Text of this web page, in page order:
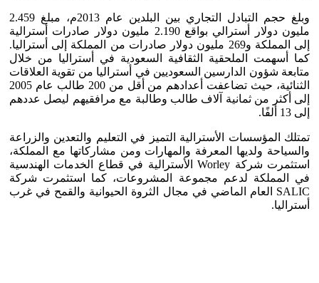
وبلغ حجم التبادل التجاري بين البلدين عام 2013م، مبلغ 2.459
مليون دولار أسترالي بواقع 2.190 مليون دولار صادرات أسترالية
إلى المملكة و269 مليون دولار صادرات من المملكة إلى أستراليا.
كما أسهمت الملحقية الثقافية السعودية في أستراليا من خلال
متابعة شؤون الدارسين السعوديين في أستراليا من تقوية العلاقات
الثنائية، حيث تضاعفت أعدادهم من أقل من 200 طالب عام 2005
إلى أكثر من ثمانية آلاف طالب وطالبة مع مرافقيهم ليصل عددهم
إلى 13 ألفًا.
تمتلك المؤسسات الأسترالية التميز في التعليم والتعدين والزراعة
والسياحة ولديها المعرفة والمهارات ومن مشاركاتها مع المملكة،
استثمرت شركة Worley الأسترالية في قطاع الخدمات الهندسية
في المملكة لدعم مجموعة المشروعات، كما استثمرت شركة
SALIC العام الماضي في مجال الثروة الحيوانية والقمح في غرب
أستراليا.